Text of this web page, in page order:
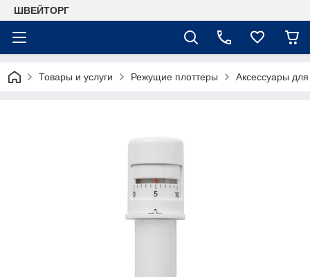
ШВЕЙТОРГ
Товары и услуги Режущие плоттеры Аксессуары